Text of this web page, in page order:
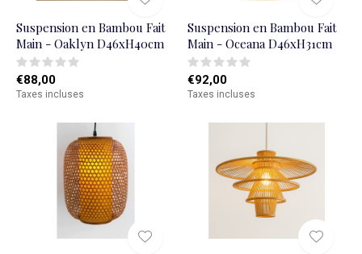
Suspension en Bambou Fait
Main - Oaklyn D46xH40cm
€88,00
Taxes incluses
Suspension en Bambou Fait
Main - Oceana D46xH31cm
€92,00
Taxes incluses